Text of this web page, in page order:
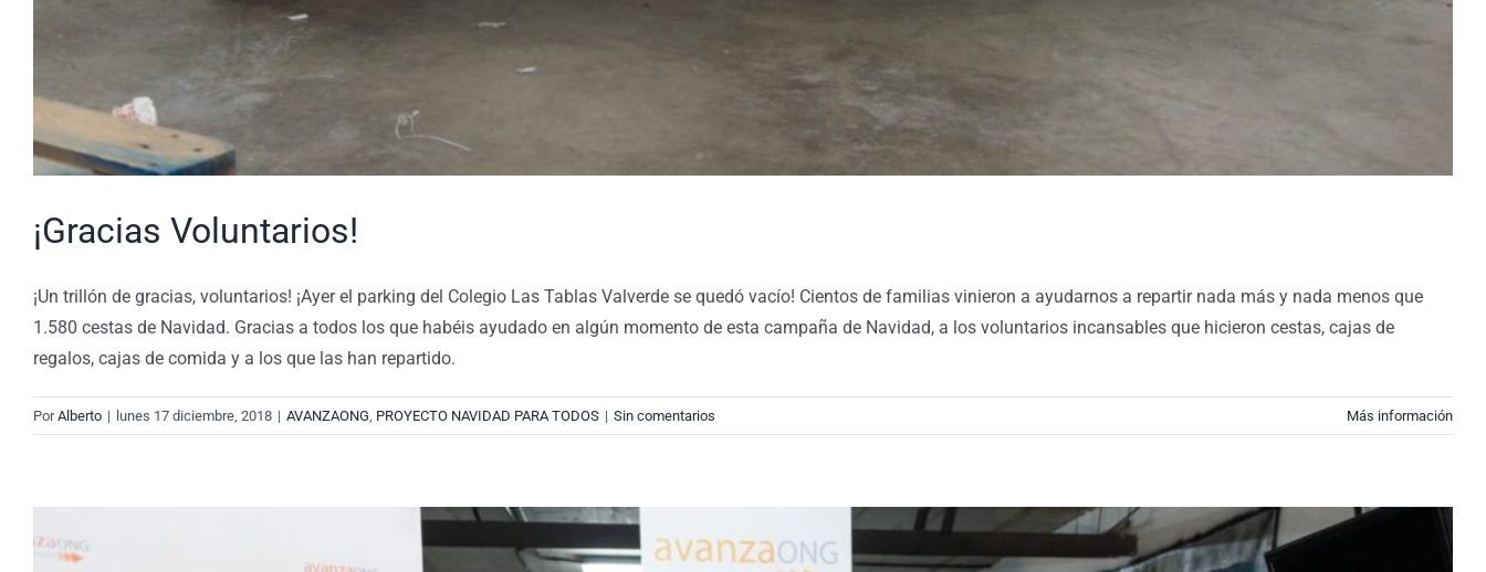
¡Gracias Voluntarios!
¡Un trillón de gracias, voluntarios! ¡Ayer el parking del Colegio Las Tablas Valverde se quedó vacío! Cientos de familias vinieron a ayudarnos a repartir nada más y nada menos que
1.580 cestas de Navidad. Gracias a todos los que habéis ayudado en algún momento de esta campaña de Navidad, a los voluntarios incansables que hicieron cestas, cajas de
regalos, cajas de comida y a los que las han repartido.
PorAlberto | lunes 17 diciembre, 2018 | AVANZAONG PROYECTO NAVIDAD PARA TODOS | Sin comentarios Más información